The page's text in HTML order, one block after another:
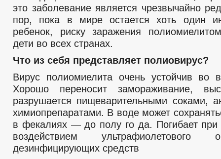
это заболевание является чрезвычайно
пор, пока в мире остается хоть один
ребенок, риску заражения
дети во всех странах.
Что из себя представляет полиовирус?
Вирус полиомиелита очень устойчив во
Хорошо переносит замораживание,
разрушается пищеварительными соками,
химиопрепаратами. В воде может
в фекалиях — до полу го да. Погибает при
воздействием ультрафиолетового
дезинфицирующих средств